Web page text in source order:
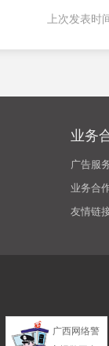
上次发表时
业务
广告服
业务合
友情链
广西网络警